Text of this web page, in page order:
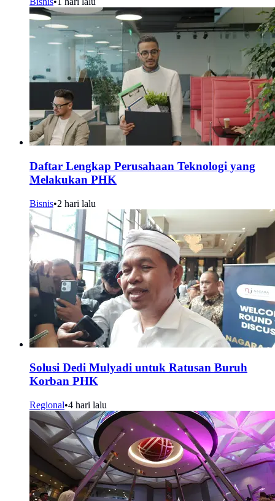
Daftar Lengkap Perusahaan Teknologi yang
Melakukan PHK
Bisnis•2 hari lalu
Solusi Dedi Mulyadi untuk Ratusan Buruh
Korban PHK
Regional•4 hari lalu